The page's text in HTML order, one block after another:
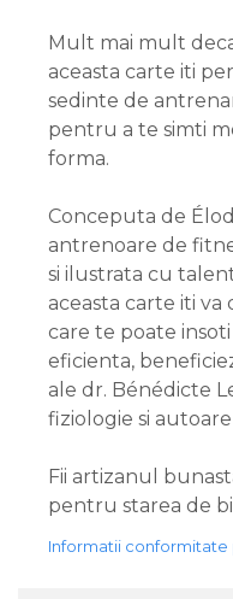
Mult mai mult
aceasta carte iti
sedinte de
pentru a te simti
forma.
Conceputa de
antrenoare de
si ilustrata cu
aceasta carte iti
care te poate
eficienta,
ale dr. Bénédicte
fiziologie si
Fii artizanul
pentru starea de
Informatii conformitate